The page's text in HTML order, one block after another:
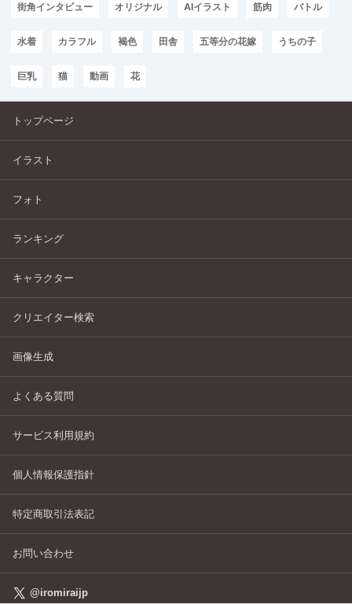
街角インタビュー オリジナル AIイラスト 筋肉 バトル
水着 カラフル 褐色 田舎 五等分の花嫁 うちの子
巨乳 猫 動画 花
トップページ
イラスト
フォト
ランキング
キャラクター
クリエイター検索
画像生成
よくある質問
サービス利用規約
個人情報保護指針
特定商取引法表記
お問い合わせ
@iromiraijp